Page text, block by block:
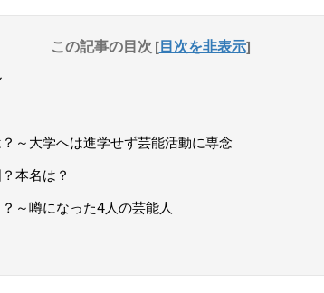
この記事の目次 [目次を非表示]
～大学へは進学せず芸能活動に専念
本名は？
～噂になった4人の芸能人